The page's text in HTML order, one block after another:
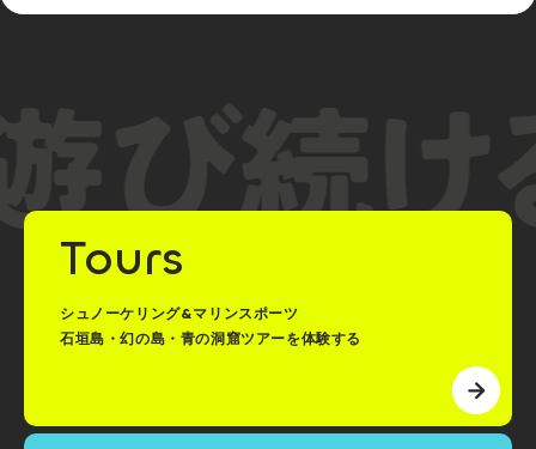
Tours
シュノーケリング&マリンスポーツ
石垣島・幻の島・青の洞窟ツアーを体験する